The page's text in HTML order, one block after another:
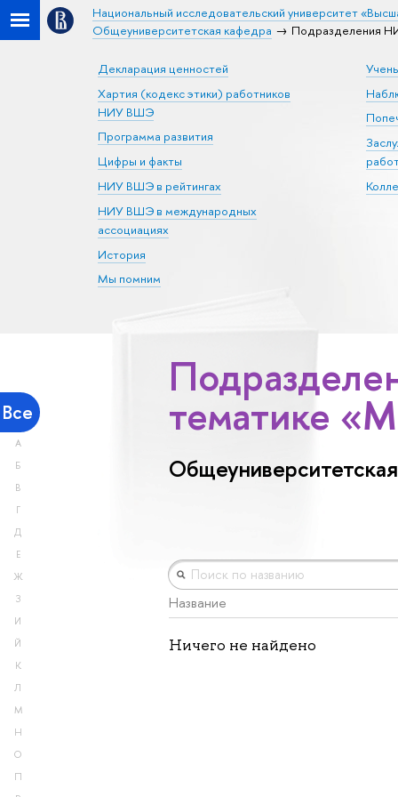
Национальный исследовательский университет
Общеуниверситетская кафедра
Подразделения
Декларация ценностей
Хартия (кодекс этики) работников
НИУ ВШЭ
Программа развития
Цифры и факты
НИУ ВШЭ в рейтингах
НИУ ВШЭ в международных
ассоциациях
История
Мы помним
Все
А
Б
В
Г
Д
Е
Ж
З
И
Й
К
Л
М
Н
О
П
тематике
Название
Ничего не найдено